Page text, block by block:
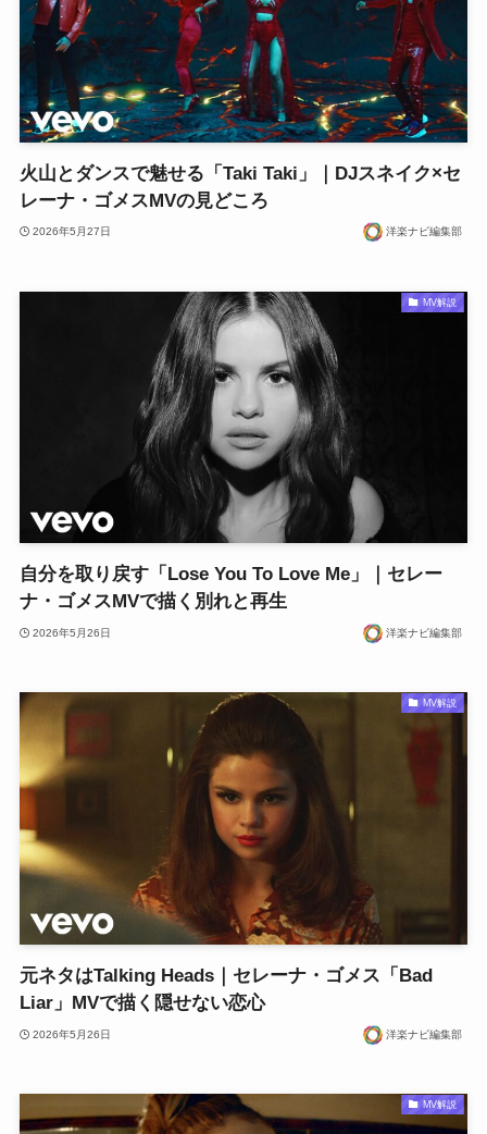
火山とダンスで魅せる「Taki Taki」｜DJスネイク×セ
レーナ・ゴメスMVの見どころ
2026年5月27日 洋楽ナビ編集部
MV解説
自分を取り戻す「Lose You To Love Me」｜セレー
ナ・ゴメスMVで描く別れと再生
2026年5月26日 洋楽ナビ編集部
MV解説
元ネタはTalking Heads｜セレーナ・ゴメス「Bad
Liar」MVで描く隠せない恋心
2026年5月26日 洋楽ナビ編集部
MV解説